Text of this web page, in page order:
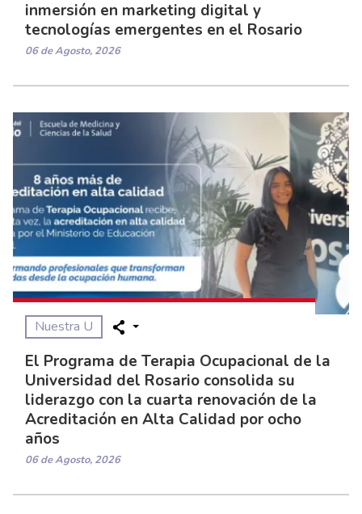
inmersión en marketing digital y
tecnologías emergentes en el Rosario
06 de Agosto, 2026
Nuestra U
El Programa de Terapia Ocupacional de la
Universidad del Rosario consolida su
liderazgo con la cuarta renovación de la
Acreditación en Alta Calidad por ocho
años
06 de Agosto, 2026